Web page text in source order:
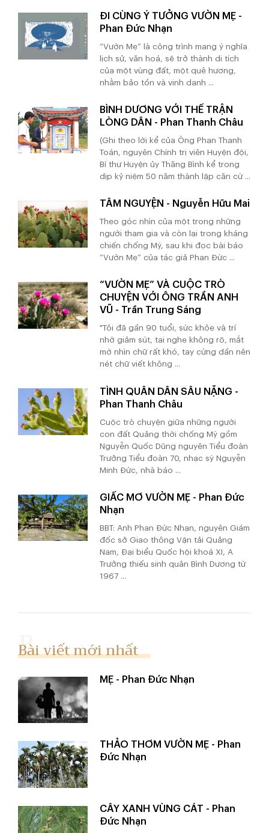
ĐI CÙNG Ý TƯỞNG VƯỜN MẸ -
Phan Đức Nhạn
“Vườn Mẹ” là công trình mang ý nghĩa
lịch sử, văn hoá, sẽ trở thành di tích
của một vùng đất, một quê hương,
nhằm bảo tồn và vinh danh ...
BÌNH DƯƠNG VỚI THẾ TRẬN
LÒNG DÂN - Phan Thanh Châu
(Ghi theo lời kể của Ông Phan Thanh
Toán, nguyên Chính trị viên Huyện đội,
Bí thư Huyện ủy Thăng Bình kể trong
dịp kỷ niệm 50 năm thành lập căn cứ ...
TÂM NGUYỆN - Nguyễn Hữu Mai
Theo góc nhìn của một trong những
người tham gia và còn lại trong kháng
chiến chống Mỹ, sau khi đọc bài báo
“Vườn Mẹ” của tác giả Phan Đức ...
“VƯỜN MẸ” VÀ CUỘC TRÒ
CHUYỆN VỚI ÔNG TRẦN ANH
VŨ - Trần Trung Sáng
"Tôi đã gần 90 tuổi, sức khỏe và trí
nhớ giảm sút, tai nghe không rõ, mắt
mờ nhìn chữ rất khó, tay cứng dần nên
nét chữ viết không ...
TÌNH QUÂN DÂN SÂU NẶNG -
Phan Thanh Châu
Cuộc trò chuyện giữa những người
con đất Quảng thời chống Mỹ gồm
Nguyễn Quốc Dũng nguyên Tiểu đoàn
Trưởng Tiểu đoàn 70, nhạc sỹ Nguyễn
Minh Đức, nhà báo ...
GIẤC MƠ VƯỜN MẸ - Phan Đức
Nhạn
BBT: Anh Phan Đức Nhạn, nguyên Giám
đốc sở Giao thông Vận tải Quảng
Nam, Đại biểu Quốc hội khoá XI, A
Trưởng thiếu sinh quân Bình Dương từ
1967 ...
Bài viết mới nhất
MẸ - Phan Đức Nhạn
THẢO THƠM VƯỜN MẸ - Phan
Đức Nhạn
CÂY XANH VÙNG CÁT - Phan
Đức Nhạn